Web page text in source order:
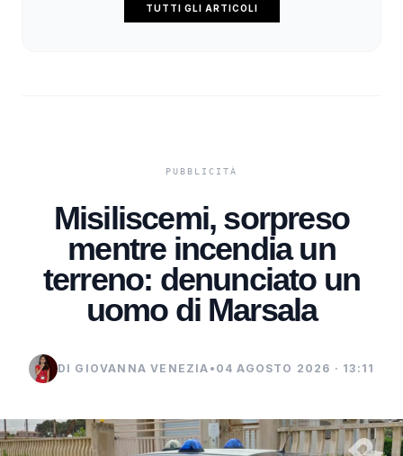
TUTTI GLI ARTICOLI
Misiliscemi, sorpreso
mentre incendia un
terreno: denunciato un
uomo di Marsala
DI GIOVANNA VENEZIA • 04 AGOSTO 2026 · 13:11